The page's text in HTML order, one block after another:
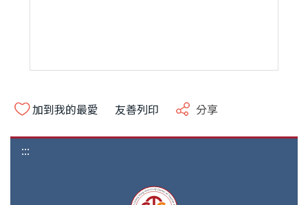
加到我的最愛 友善列印 分享
:::